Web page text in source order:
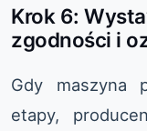
Krok 6:
zgodności i
Gdy maszyna
etapy,